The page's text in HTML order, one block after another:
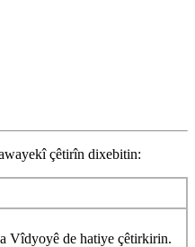
î çêtirîn dixebitin:
Vîdyoyê de hatiye çêtirkirin.